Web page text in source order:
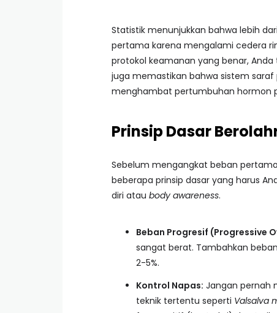
Statistik menunjukkan bahwa lebih
pertama karena mengalami cedera
protokol keamanan yang benar,
juga memastikan bahwa sistem
menghambat pertumbuhan hormon
Prinsip Dasar
Sebelum mengangkat beban
beberapa prinsip dasar yang harus
diri atau body awareness.
Beban Progresif (Progressive
sangat berat. Tambahkan
2-5%.
Kontrol Napas: Jangan pernah
teknik tertentu seperti Valsalva